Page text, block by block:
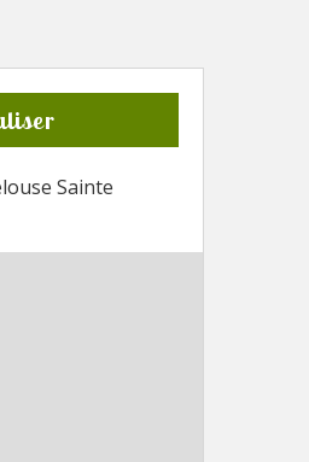
Sainte